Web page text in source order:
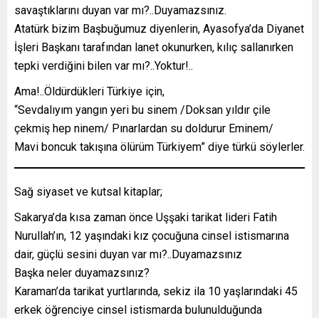
savaştıklarını duyan var mı?..Duyamazsınız.
Atatürk bizim Başbuğumuz diyenlerin, Ayasofya’da Diyanet
İşleri Başkanı tarafından lanet okunurken, kılıç sallanırken
tepki verdiğini bilen var mı?..Yoktur!..
Ama!..Öldürdükleri Türkiye için,
“Sevdalıyım yangın yeri bu sinem /Doksan yıldır çile
çekmiş hep ninem/ Pınarlardan su doldurur Eminem/
Mavi boncuk takışına ölürüm Türkiyem” diye türkü söylerler.
Sağ siyaset ve kutsal kitaplar;
Sakarya’da kısa zaman önce Uşşaki tarikat lideri Fatih
Nurullah’ın, 12 yaşındaki kız çocuğuna cinsel istismarına
dair, güçlü sesini duyan var mı?..Duyamazsınız
Başka neler duyamazsınız?
Karaman’da tarikat yurtlarında, sekiz ila 10 yaşlarındaki 45
erkek öğrenciye cinsel istismarda bulunulduğunda